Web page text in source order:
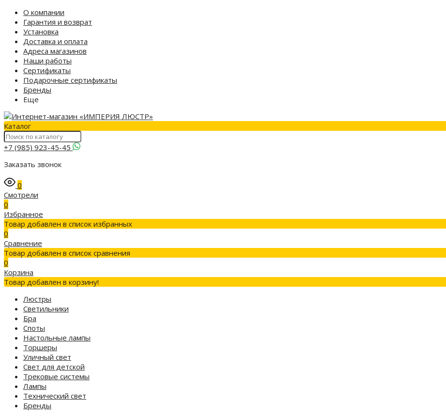
О компании
Гарантия и возврат
Установка
Доставка и оплата
Адреса магазинов
Наши работы
Сертификаты
Подарочные сертификаты
Бренды
Еще
Каталог
+7 (985) 923-45-45
Заказать звонок
0
Смотрели
0
Избранное
Товар добавлен в список избранных
0
Сравнение
Товар добавлен в список сравнения
0
Корзина
Товар добавлен в корзину!
Люстры
Светильники
Бра
Споты
Настольные лампы
Торшеры
Уличный свет
Свет для детской
Трековые системы
Лампы
Технический свет
Бренды